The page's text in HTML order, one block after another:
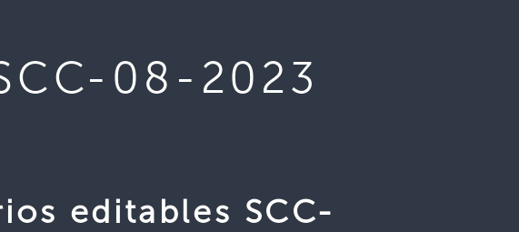
08-2023
editables SCC-